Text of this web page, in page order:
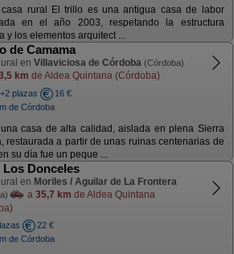
casa rural El trillo es una antigua casa de labor
en el año 2003, respetando la estructura
y los elementos arquitect ...
de Camama
en Villaviciosa de Córdoba (Córdoba)
km de Aldea Quintana (Córdoba)
plazas
16 €
de Córdoba
casa de alta calidad, aislada en plena Sierra
restaurada a partir de unas ruinas centenarias de
su día fue un peque ...
Los Donceles
en Moriles / Aguilar de La Frontera
a 35,7 km de Aldea Quintana
22 €
de Córdoba